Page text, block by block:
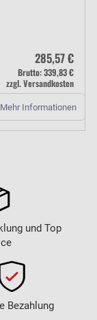
285,57 €
Brutto: 339,83 €
zzgl. Versandkosten
Mehr Informationen
und Top
Bezahlung